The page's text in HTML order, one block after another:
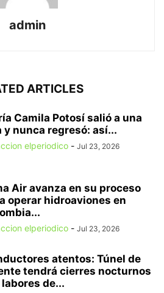
admin
ARTICLES
Camila Potosí salió a una
y nunca regresó: así...
elperiodico - Jul 23, 2026
Air avanza en su proceso
operar hidroaviones en
elperiodico - Jul 23, 2026
atentos: Túnel de
tendrá cierres nocturnos
de...